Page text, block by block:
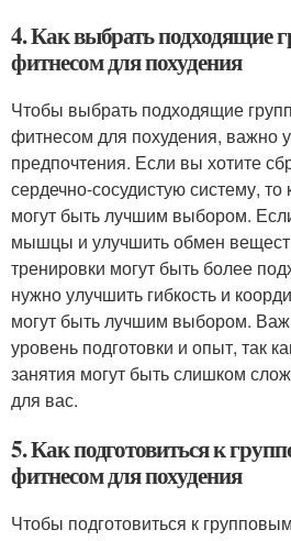
4. Как выбрать подходящие
фитнесом для похудения
Чтобы выбрать подходящие
фитнесом для похудения, важно
предпочтения. Если вы хотите
сердечно-сосудистую систему, то
могут быть лучшим выбором.
мышцы и улучшить обмен
тренировки могут быть более
нужно улучшить гибкость и
могут быть лучшим выбором.
уровень подготовки и опыт, так
занятия могут быть слишком
для вас.
5. Как подготовиться к
фитнесом для похудения
Чтобы подготовиться к